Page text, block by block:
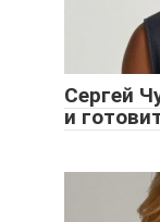
Сергей
и